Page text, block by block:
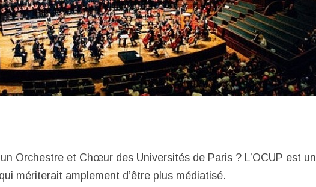
Orchestre et Chœur des Universités de Paris ? L’OCUP est un
mériterait amplement d’être plus médiatisé.